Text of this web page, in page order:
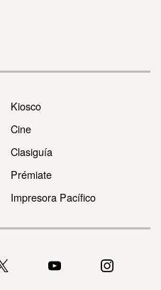
Kiosco
Cine
Clasiguía
Prémiate
Impresora Pacífico